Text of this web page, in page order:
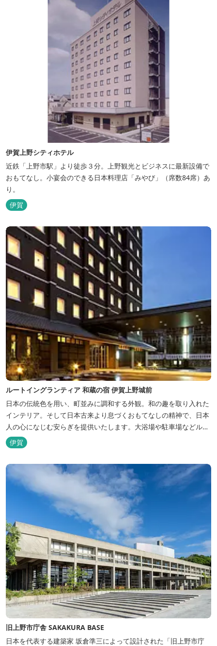
伊賀上野シティホテル
近鉄「上野市駅」より徒歩３分。上野観光とビジネスに最新設備で
おもてなし。小宴会のできる日本料理店「みやび」（席数84席）あ
り。
伊賀
ルートイングランティア 和蔵の宿 伊賀上野城前
日本の伝統色を用い、町並みに調和する外観。和の趣を取り入れた
インテリア。そして日本古来より息づくおもてなしの精神で、日本
人の心になじむ安らぎを提供いたします。大浴場や駐車場などルー
トインホテルズの機能性や利便性はそのままに、穏やかな和のニュ
アンスを湛えた空間は、ビジネスにも観光にも、幅広くお役立てい
伊賀
旧上野市庁舎 SAKAKURA BASE
日本を代表する建築家 坂倉準三によって設計された「旧上野市庁